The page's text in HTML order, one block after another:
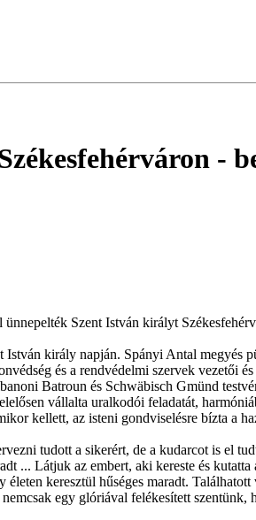
-
Szent István királyt
király napján. Spányi Antal megyés
és a rendvédelmi szervek vezetői
Batroun és Schwäbisch Gmünd
vállalta uralkodói feladatát,
kellett, az isteni gondviselésre bízta a
tudott a sikerért, de a kudarcot is el
... Látjuk az embert, aki kereste és
keresztül hűséges maradt.
egy glóriával felékesített